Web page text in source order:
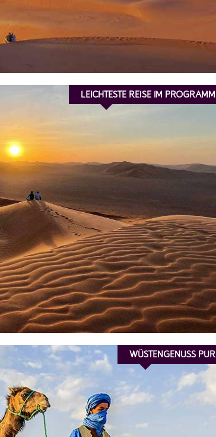
LEICHTESTE REISE IM PROGRAMM
WÜSTENGENUSS PUR